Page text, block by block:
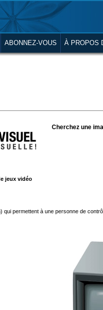
ABONNEZ-VOUS À PROPOS
Cherchez une
jeux vidéo
permettent à une personne de